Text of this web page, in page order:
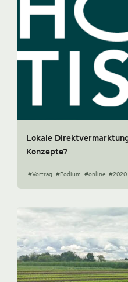
Lokale
Konzepte?
#Vortrag #Podium #online #2020